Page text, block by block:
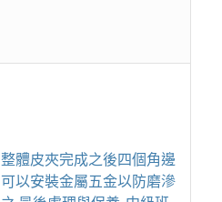
整體皮夾完成之後四個角邊
可以安裝金屬五金以防磨滲